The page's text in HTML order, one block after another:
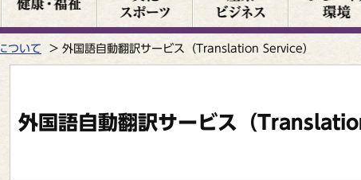
ついて 外国語自動翻訳サービス（Translation Service）
外国語自動翻訳サービス（